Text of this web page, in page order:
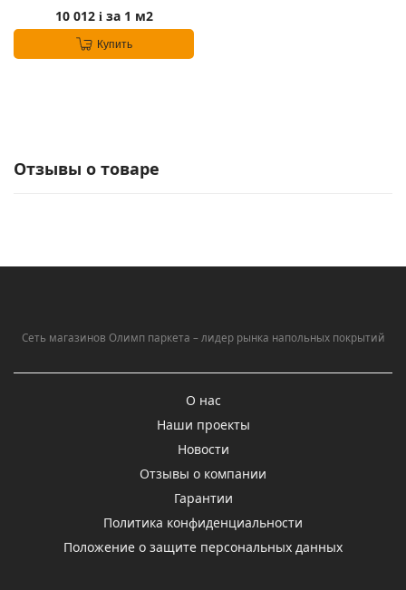
10 012 iза 1 м2
Купить
Отзывы о товаре
Сеть магазинов Олимп паркета – лидер рынка напольных покрытий
О нас
Наши проекты
Новости
Отзывы о компании
Гарантии
Политика конфиденциальности
Положение о защите персональных данных